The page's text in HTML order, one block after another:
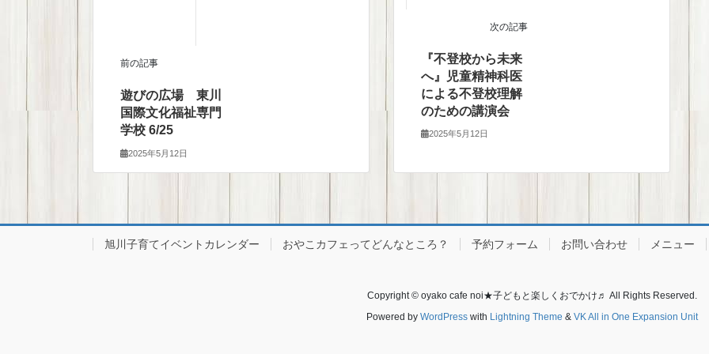
前の記事
遊びの広場 東川
国際文化福祉専門
学校 6/25
2025年5月12日
次の記事
『不登校から未来
へ』児童精神科医
による不登校理解
のための講演会
2025年5月12日
旭川子育てイベントカレンダー おやこカフェってどんなところ？ 予約フォーム お問い合わせ メニュー
Copyright © oyako cafe noi★子どもと楽しくおでかけ♬ All Rights Reserved.
Powered by WordPresswith Lightning Theme & VK All in One Expansion Unit